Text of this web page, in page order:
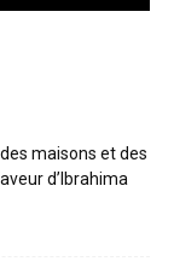
maisons et des
d’Ibrahima